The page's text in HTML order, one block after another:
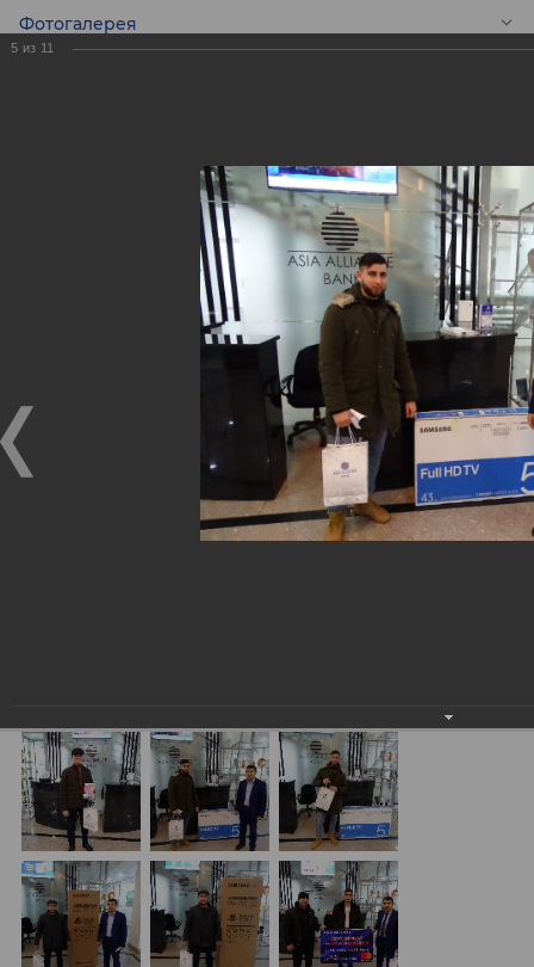
Фотогалерея
Победители
финального
розыгрыша призов
Акции, проводимой
совместно с
«MasterCard».
Победители финального розыгрыша призов Акции,
проводимой совместно с «MasterCard».
5 из 11